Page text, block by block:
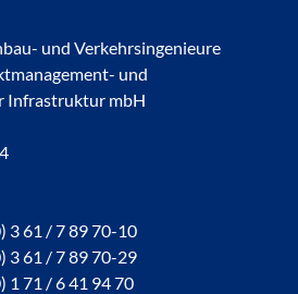
und Verkehrsingenieure
und
Infrastruktur mbH
3 61 / 7 89 70-10
3 61 / 7 89 70-29
1 71 / 6 41 94 70